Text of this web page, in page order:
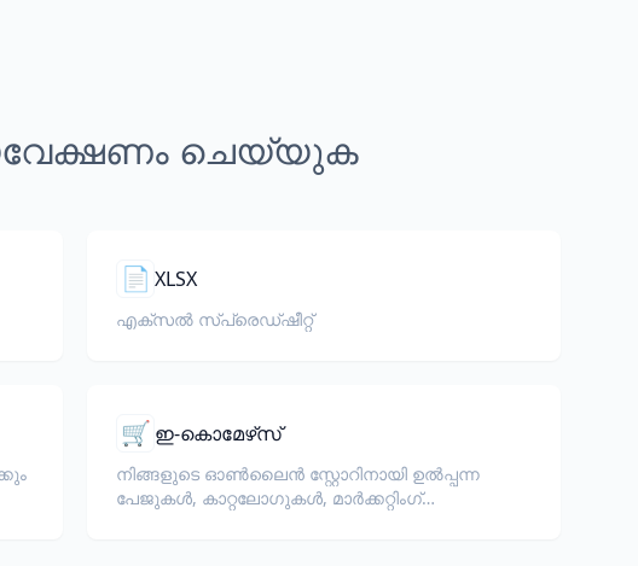
ചെയ്യുക
📄 XLSX
എക്സൽ സ്പ്രെഡ്ഷീറ്റ്
🛒 ഇ-കൊമേഴ്‌സ്
നിങ്ങളുടെ ഓൺലൈൻ സ്റ്റോറിനായി ഉൽപ്പന്ന
പേജുകൾ, കാറ്റലോഗുകൾ, മാർക്കറ്റിംഗ്